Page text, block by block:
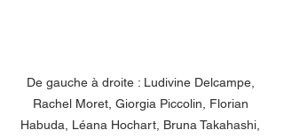
De gauche à droite : Ludivine Delcampe,
Rachel Moret, Giorgia Piccolin, Florian
Habuda, Léana Hochart, Bruna Takahashi,